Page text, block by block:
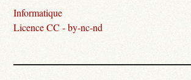
Informatique
Licence CC - by-nc-nd